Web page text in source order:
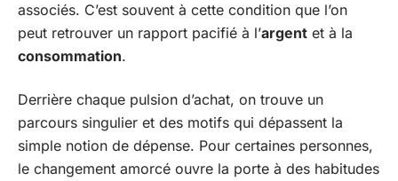
associés. C’est souvent à cette condition que l’on
peut retrouver un rapport pacifié à l’argent et à la
consommation.
Derrière chaque pulsion d’achat, on trouve un
parcours singulier et des motifs qui dépassent la
simple notion de dépense. Pour certaines personnes,
le changement amorcé ouvre la porte à des habitudes